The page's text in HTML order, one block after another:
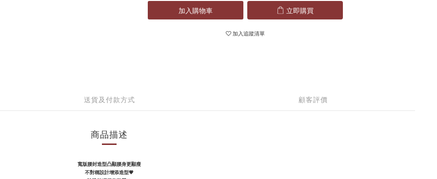
加入購物車 立即購買
加入追蹤清單
送貨及付款方式 顧客評價
商品描述
寬版腰封造型凸顯腰身更顯瘦
不對稱設計增添造型💗